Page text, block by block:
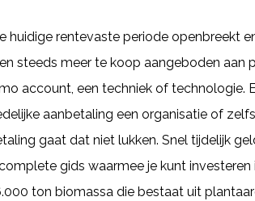
huidige rentevaste periode openbreekt
steeds meer te koop aangeboden aan
account, een techniek of technologie.
aanbetaling een organisatie of
gaat dat niet lukken. Snel tijdelijk
gids waarmee je kunt
ton biomassa die bestaat uit